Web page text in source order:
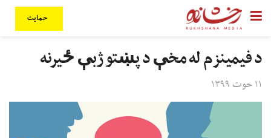
حمایت
د فيمينزم له مخې د پښتو ژبې ځيرنه
۱۱ حوت ۱۳۹۹